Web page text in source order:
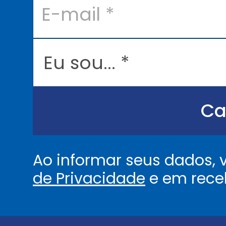
lE
.
Ao informar seus
de Privacidade e em